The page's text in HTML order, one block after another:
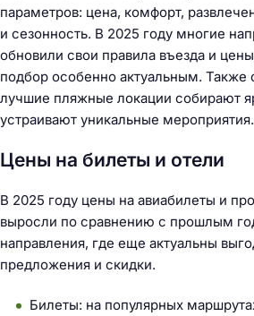
параметров: цена, комфорт,
и сезонность. В 2025 году многие
обновили свои правила въезда и
подбор особенно актуальным. Также
лучшие пляжные локации собирают
устраивают уникальные мероприятия.
Цены на билеты и отели
В 2025 году цены на авиабилеты и
выросли по сравнению с прошлым
направления, где еще актуальны
предложения и скидки.
Билеты: на популярных